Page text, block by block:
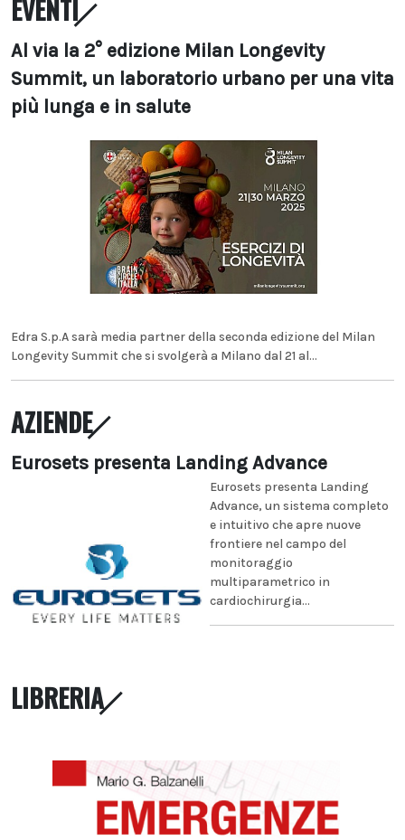
EVENTI
Al via la 2° edizione Milan Longevity
Summit, un laboratorio urbano per una vita
più lunga e in salute
Edra S.p.A sarà media partner della seconda edizione del Milan
Longevity Summit che si svolgerà a Milano dal 21 al...
AZIENDE
Eurosets presenta Landing Advance
Eurosets presenta Landing
Advance, un sistema completo
e intuitivo che apre nuove
frontiere nel campo del
monitoraggio
multiparametrico in
cardiochirurgia...
LIBRERIA